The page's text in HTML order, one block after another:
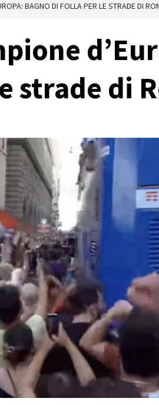
BAGNO DI FOLLA PER LE STRADE DI
strade di